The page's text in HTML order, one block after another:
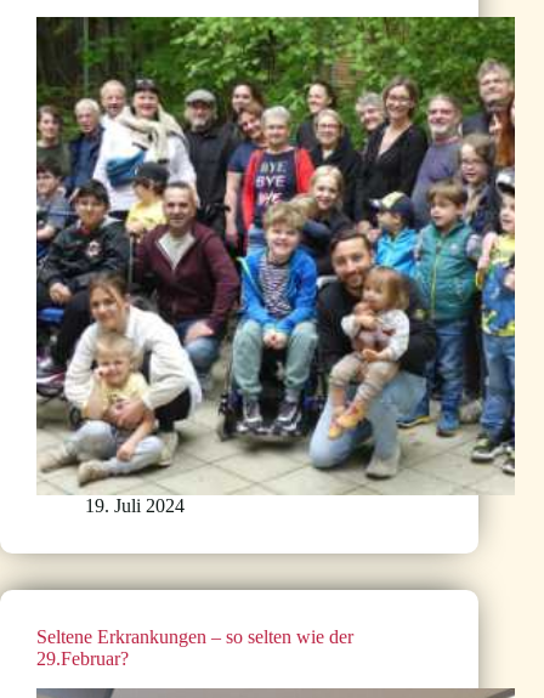
19. Juli 2024
Seltene Erkrankungen – so selten wie der
29.Februar?